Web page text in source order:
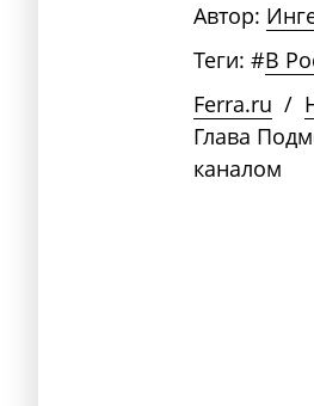
Автор:
Теги: #В
Ferra.ru /
Глава
каналом